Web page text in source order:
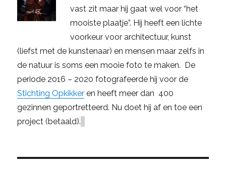
vast zit maar hij gaat wel voor “het
mooiste plaatje”. Hij heeft een lichte
voorkeur voor architectuur, kunst
(liefst met de kunstenaar) en mensen maar zelfs in
de natuur is soms een mooie foto te maken. De
periode 2016 – 2020 fotografeerde hij voor de
Stichting Opkikker en heeft meer dan 400
gezinnen geportretteerd. Nu doet hij af en toe een
project (betaald).